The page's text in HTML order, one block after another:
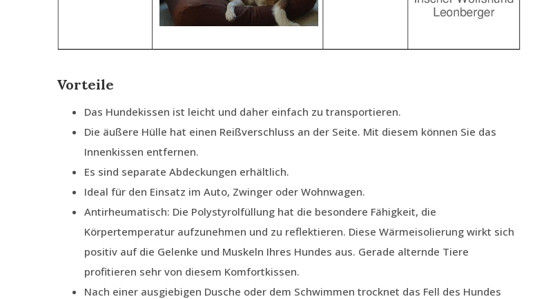
Vorteile
Das Hundekissen ist leicht und daher einfach zu transportieren.
Die äußere Hülle hat einen Reißverschluss an der Seite. Mit diesem können Sie das
Innenkissen entfernen.
Es sind separate Abdeckungen erhältlich.
Ideal für den Einsatz im Auto, Zwinger oder Wohnwagen.
Antirheumatisch: Die Polystyrolfüllung hat die besondere Fähigkeit, die
Körpertemperatur aufzunehmen und zu reflektieren. Diese Wärmeisolierung wirkt sich
positiv auf die Gelenke und Muskeln Ihres Hundes aus. Gerade alternde Tiere
profitieren sehr von diesem Komfortkissen.
Nach einer ausgiebigen Dusche oder dem Schwimmen trocknet das Fell des Hundes